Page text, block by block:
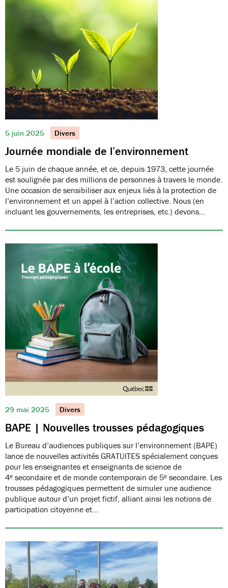
5 juin 2025 Divers
Journée mondiale de l’environnement
Le 5 juin de chaque année, et ce, depuis 1973, cette journée
est soulignée par des millions de personnes à travers le monde.
Une occasion de sensibiliser aux enjeux liés à la protection de
l’environnement et un appel à l’action collective. Nous (en
incluant les gouvernements, les entreprises, etc.) devons…
29 mai 2025 Divers
BAPE | Nouvelles trousses pédagogiques
Le Bureau d’audiences publiques sur l’environnement (BAPE)
lance de nouvelles activités GRATUITES spécialement conçues
pour les enseignantes et enseignants de science de
4ᵉ secondaire et de monde contemporain de 5ᵉ secondaire. Les
trousses pédagogiques permettent de simuler une audience
publique autour d’un projet fictif, alliant ainsi les notions de
participation citoyenne et…